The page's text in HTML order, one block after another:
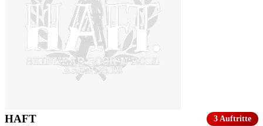
HAFT 3 Auftritte